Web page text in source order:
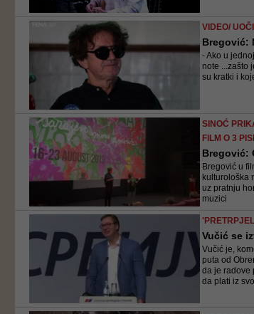
VIDEO/
Bregović:
- Ako u
note ...zašto
su kratki i
SINOĆ
FILM O 3
Bregović:
Bregović u
kulturološka
uz pratnju
muzici
Vučić se
Vučić je,
puta od
da je radove
da plati iz